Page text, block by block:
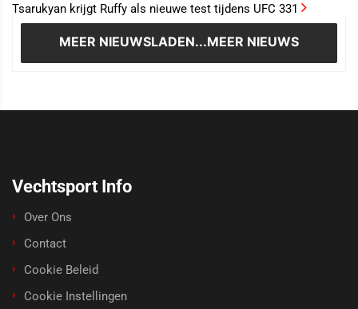
Tsarukyan krijgt Ruffy als nieuwe test tijdens UFC 331
MEER NIEUWSLADEN...MEER NIEUWS
Vechtsport Info
Over Ons
Contact
Cookie Beleid
Cookie Instellingen